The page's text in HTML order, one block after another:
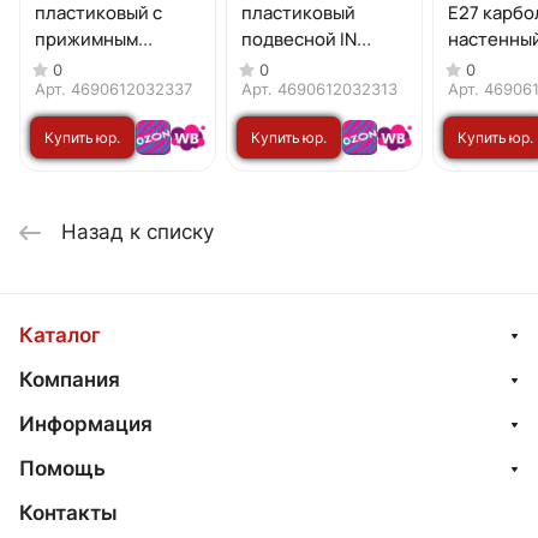
пластиковый с
прижимным
кольцом IN HOME
0
Арт. 4690612032337
Купить юр.
пластиковый
подвесной IN
HOME
0
Арт. 4690612032313
Купить юр.
Е27
HOME
0
Арт.
Купить юр.
Назад к списку
Каталог
Компания
Информация
Помощь
Контакты